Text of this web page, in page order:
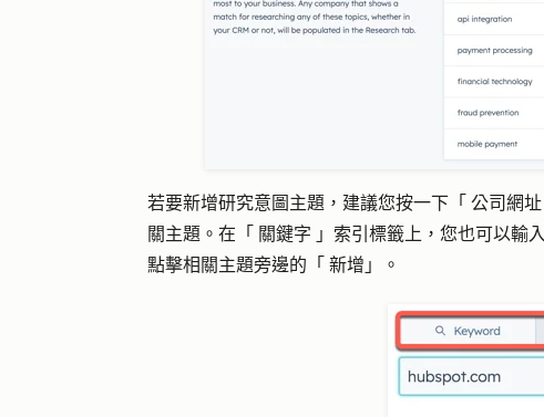
若要新增研究意圖主題，建議您按一下「 公司網址
關主題。在「 關鍵字 」索引標籤上，您也可以輸入
點擊相關主題旁邊的「 新增 」。